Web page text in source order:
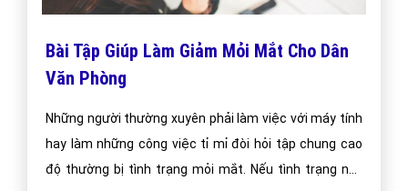
Bài Tập Giúp Làm Giảm Mỏi Mắt Cho Dân
Văn Phòng
Những người thường xuyên phải làm việc với máy tính
hay làm những công việc tỉ mỉ đòi hỏi tập chung cao
độ thường bị tình trạng mỏi mắt. Nếu tình trạng này